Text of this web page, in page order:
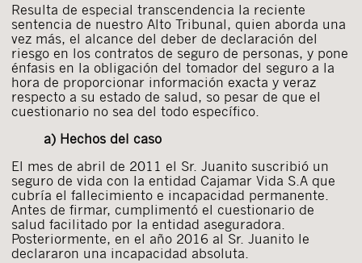
Resulta de especial transcendencia la reciente
sentencia de nuestro Alto Tribunal, quien aborda una
vez más, el alcance del deber de declaración del
riesgo en los contratos de seguro de personas, y pone
énfasis en la obligación del tomador del seguro a la
hora de proporcionar información exacta y veraz
respecto a su estado de salud, so pesar de que el
cuestionario no sea del todo específico.
a) Hechos del caso
El mes de abril de 2011 el Sr. Juanito suscribió un
seguro de vida con la entidad Cajamar Vida S.A que
cubría el fallecimiento e incapacidad permanente.
Antes de firmar, cumplimentó el cuestionario de
salud facilitado por la entidad aseguradora.
Posteriormente, en el año 2016 al Sr. Juanito le
declararon una incapacidad absoluta.